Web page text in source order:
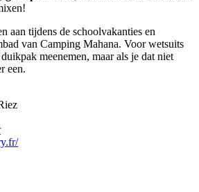
aan tijdens de schoolvakanties en
van Camping Mahana. Voor wetsuits
meenemen, maar als je dat niet
een.